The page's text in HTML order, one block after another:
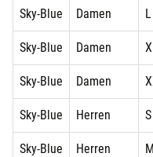
Sky-Blue Damen L
Sky-Blue Damen
Sky-Blue Damen
Sky-Blue Herren S
Sky-Blue Herren M
Dresden
Duisburg
Erfurt